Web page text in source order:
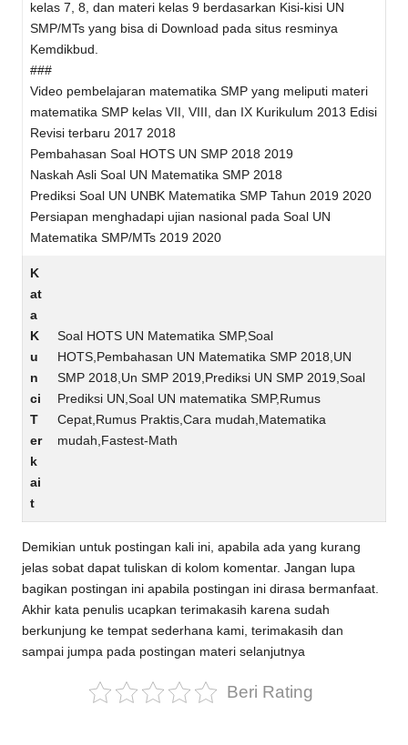
kelas 7, 8, dan materi kelas 9 berdasarkan Kisi-kisi UN
SMP/MTs yang bisa di Download pada situs resminya
Kemdikbud.
###
Video pembelajaran matematika SMP yang meliputi materi
matematika SMP kelas VII, VIII, dan IX Kurikulum 2013 Edisi
Revisi terbaru 2017 2018
Pembahasan Soal HOTS UN SMP 2018 2019
Naskah Asli Soal UN Matematika SMP 2018
Prediksi Soal UN UNBK Matematika SMP Tahun 2019 2020
Persiapan menghadapi ujian nasional pada Soal UN
Matematika SMP/MTs 2019 2020
K
at
a
K
u
n
ci
T
er
k
ai
t
Soal HOTS UN Matematika SMP,Soal
HOTS,Pembahasan UN Matematika SMP 2018,UN
SMP 2018,Un SMP 2019,Prediksi UN SMP 2019,Soal
Prediksi UN,Soal UN matematika SMP,Rumus
Cepat,Rumus Praktis,Cara mudah,Matematika
mudah,Fastest-Math
Demikian untuk postingan kali ini, apabila ada yang kurang
jelas sobat dapat tuliskan di kolom komentar. Jangan lupa
bagikan postingan ini apabila postingan ini dirasa bermanfaat.
Akhir kata penulis ucapkan terimakasih karena sudah
berkunjung ke tempat sederhana kami, terimakasih dan
sampai jumpa pada postingan materi selanjutnya
Beri Rating